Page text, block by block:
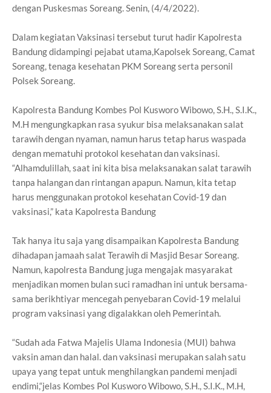
dengan Puskesmas Soreang. Senin, (4/4/2022).
Dalam kegiatan Vaksinasi tersebut turut hadir Kapolresta
Bandung didampingi pejabat utama,Kapolsek Soreang, Camat
Soreang, tenaga kesehatan PKM Soreang serta personil
Polsek Soreang.
Kapolresta Bandung Kombes Pol Kusworo Wibowo, S.H., S.I.K.,
M.H mengungkapkan rasa syukur bisa melaksanakan salat
tarawih dengan nyaman, namun harus tetap harus waspada
dengan mematuhi protokol kesehatan dan vaksinasi.
“Alhamdulillah, saat ini kita bisa melaksanakan salat tarawih
tanpa halangan dan rintangan apapun. Namun, kita tetap
harus menggunakan protokol kesehatan Covid-19 dan
vaksinasi,” kata Kapolresta Bandung
Tak hanya itu saja yang disampaikan Kapolresta Bandung
dihadapan jamaah salat Terawih di Masjid Besar Soreang.
Namun, kapolresta Bandung juga mengajak masyarakat
menjadikan momen bulan suci ramadhan ini untuk bersama-
sama berikhtiyar mencegah penyebaran Covid-19 melalui
program vaksinasi yang digalakkan oleh Pemerintah.
“Sudah ada Fatwa Majelis Ulama Indonesia (MUI) bahwa
vaksin aman dan halal. dan vaksinasi merupakan salah satu
upaya yang tepat untuk menghilangkan pandemi menjadi
endimi,“jelas Kombes Pol Kusworo Wibowo, S.H., S.I.K., M.H,